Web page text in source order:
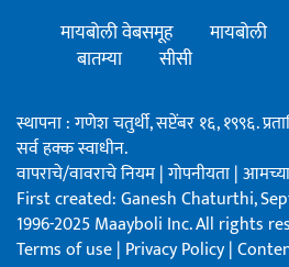
मायबोली वेबसमूह मायबोली
बातम्या
सीसी
स्थापना : गणेश चतुर्थी, सप्टेंबर १६, १९९६.
सर्व हक्क स्वाधीन.
वापराचे/वावराचे नियम|गोपनीयता|
First created: Ganesh Chaturthi,
1996-2025 Maayboli Inc. All rights
Terms of use| Privacy Policy|